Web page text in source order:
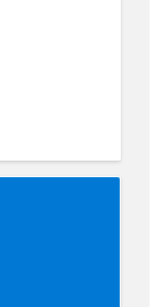
users
deploy
and
and